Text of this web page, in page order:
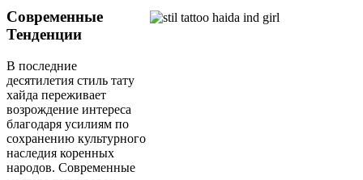
Современные
Тенденции
В последние
десятилетия стиль тату
хайда переживает
возрождение интереса
благодаря усилиям по
сохранению культурного
наследия коренных
народов. Современные